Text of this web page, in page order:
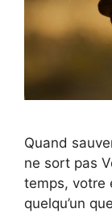
Quand
ne sort pas
temps, votre
quelqu’un